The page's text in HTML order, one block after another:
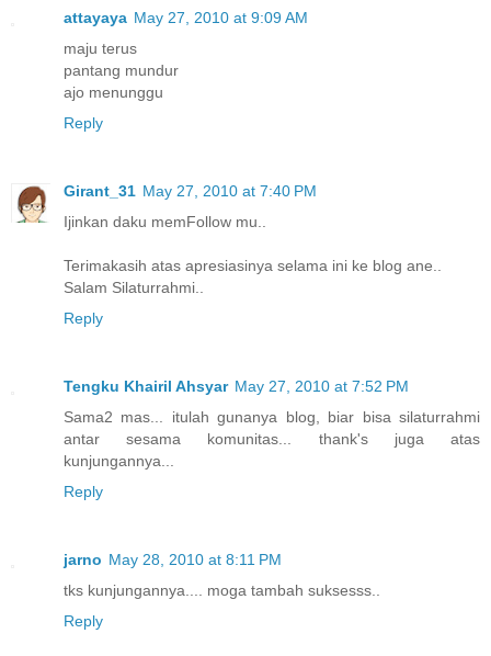
attayaya May 27, 2010 at 9:09 AM
maju terus
pantang mundur
ajo menunggu
Reply
Girant_31 May 27, 2010 at 7:40 PM
Ijinkan daku memFollow mu..
Terimakasih atas apresiasinya selama ini ke blog ane..
Salam Silaturrahmi..
Reply
Tengku Khairil Ahsyar May 27, 2010 at 7:52 PM
Sama2 mas... itulah gunanya blog, biar bisa silaturrahmi
antar sesama komunitas... thank's juga atas
kunjungannya...
Reply
jarno May 28, 2010 at 8:11 PM
tks kunjungannya.... moga tambah suksesss..
Reply